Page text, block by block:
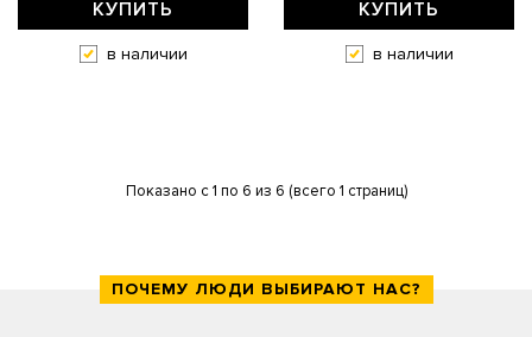
КУПИТЬ
в наличии
КУПИТЬ
в наличии
Показано с 1 по 6 из 6 (всего 1 страниц)
ПОЧЕМУ ЛЮДИ ВЫБИРАЮТ НАС?